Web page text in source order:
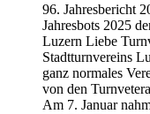
96. Jahresbericht
Jahresbots 2025
Luzern Liebe
Stadtturnvereins
ganz normales
von den
Am 7. Januar